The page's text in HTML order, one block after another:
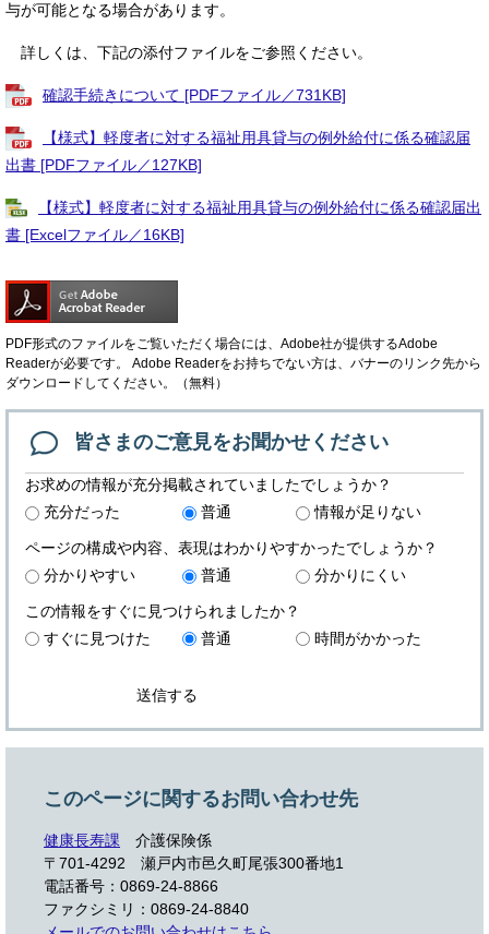
与が可能となる場合があります。
詳しくは、下記の添付ファイルをご参照ください。
確認手続きについて [PDFファイル／731KB]
【様式】軽度者に対する福祉用具貸与の例外給付に係る確認届
出書 [PDFファイル／127KB]
【様式】軽度者に対する福祉用具貸与の例外給付に係る確認届出
書 [Excelファイル／16KB]
PDF形式のファイルをご覧いただく場合には、Adobe社が提供するAdobe
Readerが必要です。
Adobe Readerをお持ちでない方は、バナーのリンク先から
ダウンロードしてください。（無料）
皆さまのご意見をお聞かせください
お求めの情報が充分掲載されていましたでしょうか？
充分だった
普通 情報が足りない
ページの構成や内容、表現はわかりやすかったでしょうか？
分かりやすい
普通 分かりにくい
この情報をすぐに見つけられましたか？
すぐに見つけた
普通 時間がかかった
このページに関するお問い合わせ先
健康長寿課
介護保険係
〒701-4292 瀬戸内市邑久町尾張300番地1
電話番号：0869-24-8866
ファクシミリ：0869-24-8840